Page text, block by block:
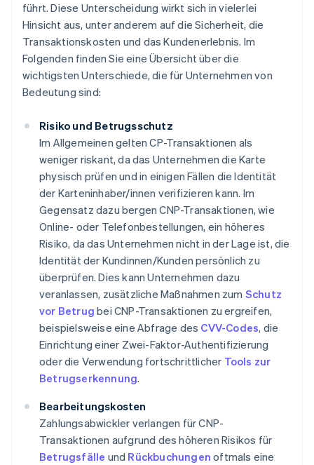
führt. Diese Unterscheidung wirkt sich in vielerlei
Hinsicht aus, unter anderem auf die Sicherheit, die
Transaktionskosten und das Kundenerlebnis. Im
Folgenden finden Sie eine Übersicht über die
wichtigsten Unterschiede, die für Unternehmen von
Bedeutung sind:
Risiko und Betrugsschutz
Im Allgemeinen gelten CP-Transaktionen als
weniger riskant, da das Unternehmen die Karte
physisch prüfen und in einigen Fällen die Identität
der Karteninhaber/innen verifizieren kann. Im
Gegensatz dazu bergen CNP-Transaktionen, wie
Online- oder Telefonbestellungen, ein höheres
Risiko, da das Unternehmen nicht in der Lage ist, die
Identität der Kundinnen/Kunden persönlich zu
überprüfen. Dies kann Unternehmen dazu
veranlassen, zusätzliche Maßnahmen zum Schutz
vor Betrug bei CNP-Transaktionen zu ergreifen,
beispielsweise eine Abfrage des CVV-Codes, die
Einrichtung einer Zwei-Faktor-Authentifizierung
oder die Verwendung fortschrittlicher Tools zur
Betrugserkennung.
Bearbeitungskosten
Zahlungsabwickler verlangen für CNP-
Transaktionen aufgrund des höheren Risikos für
Betrugsfälle und Rückbuchungen oftmals eine